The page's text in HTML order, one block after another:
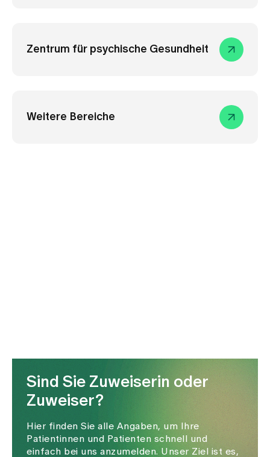
Zentrum für psychische Gesundheit
Weitere Bereiche
Sind Sie Zuweiserin oder
Zuweiser?
Hier finden Sie alle Angaben, um Ihre
Patientinnen und Patienten schnell und
einfach bei uns anzumelden. Unser Ziel ist es,